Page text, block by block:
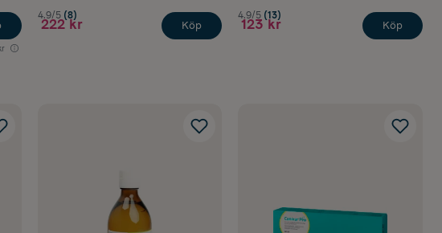
4.9/5 (8)
222 kr Köp
4.9/5 (13)
123 kr Köp